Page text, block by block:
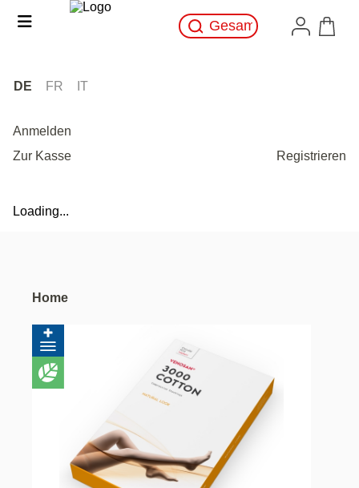
DE FR IT
Anmelden
Zur Kasse
Registrieren
Loading...
Home